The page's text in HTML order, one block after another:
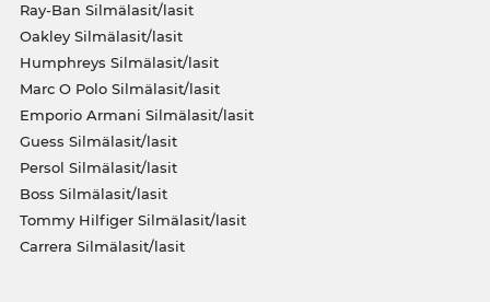
Ray-Ban Silmälasit/lasit
Oakley Silmälasit/lasit
Humphreys Silmälasit/lasit
Marc O Polo Silmälasit/lasit
Emporio Armani Silmälasit/lasit
Guess Silmälasit/lasit
Persol Silmälasit/lasit
Boss Silmälasit/lasit
Tommy Hilfiger Silmälasit/lasit
Carrera Silmälasit/lasit